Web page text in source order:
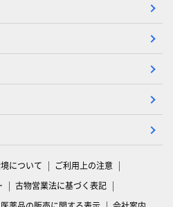
について
ご利用上の注意
古物営業法に基づく表記